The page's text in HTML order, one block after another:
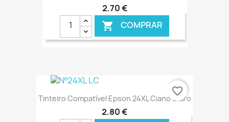
2,70 €
 COMPRAR
€ ONLINE
Tinteiro Compatível Epson 24XL Ciano Claro
2,80 €
favorite_border